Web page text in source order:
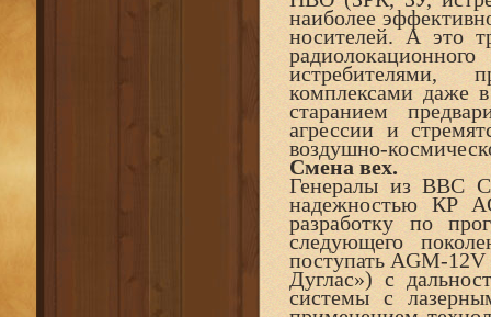
наиболее
носителей. А это
истребителями,
комплексами даже
старанием
агрессии и
воздушно-
Смена вех.
Генералы из ВВС
надежностью КР
разработку по
следующего
поступать AGM-
Дуглас») с
системы с